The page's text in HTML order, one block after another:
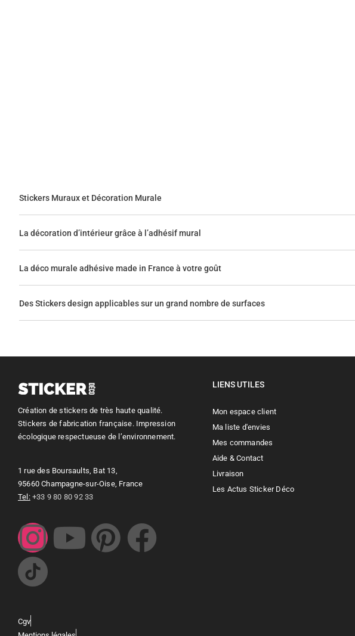
Stickers Muraux et Décoration Murale
La décoration d’intérieur grâce à l’adhésif mural
La déco murale adhésive made in France à votre goût
Des Stickers design applicables sur un grand nombre de surfaces
Création de stickers de très haute qualité.
Stickers de fabrication française. Impression
écologique respectueuse de l’environnement.
1 rue des Boursaults, Bat 13,
95660 Champagne-sur-Oise, France
Tel: +33 9 80 80 92 33
LIENS UTILES
Mon espace client
Ma liste d'envies
Mes commandes
Aide & Contact
Livraison
Les Actus Sticker Déco
Cgv